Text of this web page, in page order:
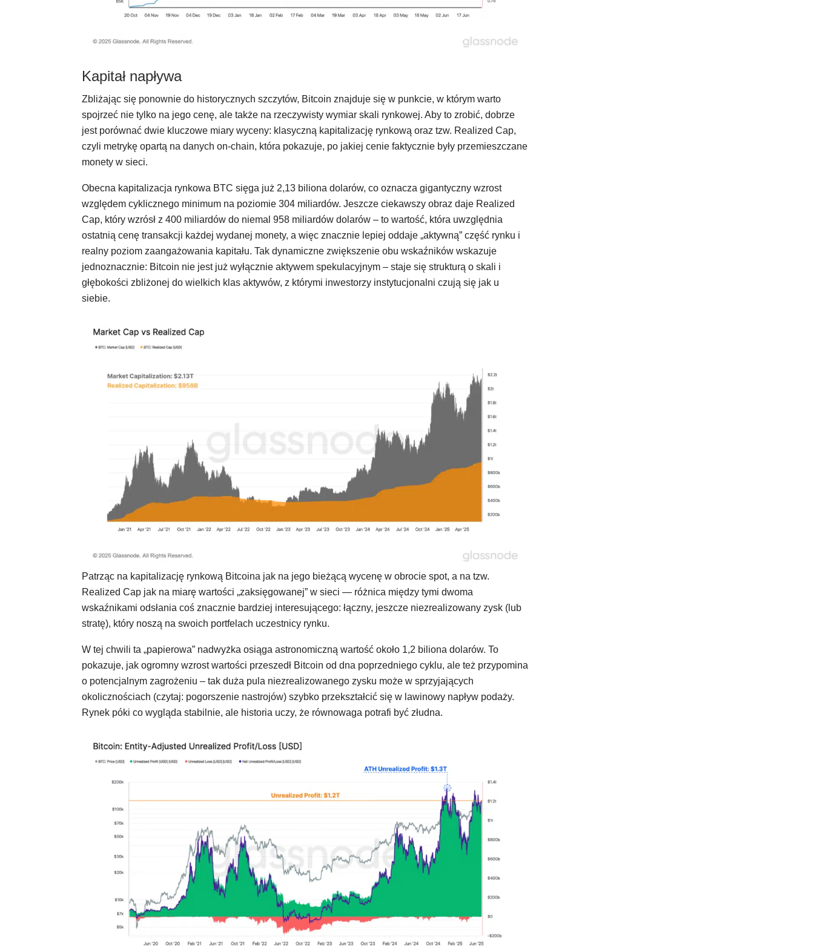
Kapitał napływa
Zbliżając się ponownie do historycznych szczytów, Bitcoin znajduje się w punkcie, w którym warto
spojrzeć nie tylko na jego cenę, ale także na rzeczywisty wymiar skali rynkowej. Aby to zrobić, dobrze
jest porównać dwie kluczowe miary wyceny: klasyczną kapitalizację rynkową oraz tzw. Realized Cap,
czyli metrykę opartą na danych on-chain, która pokazuje, po jakiej cenie faktycznie były przemieszczane
monety w sieci.
Obecna kapitalizacja rynkowa BTC sięga już 2,13 biliona dolarów, co oznacza gigantyczny wzrost
względem cyklicznego minimum na poziomie 304 miliardów. Jeszcze ciekawszy obraz daje Realized
Cap, który wzrósł z 400 miliardów do niemal 958 miliardów dolarów – to wartość, która uwzględnia
ostatnią cenę transakcji każdej wydanej monety, a więc znacznie lepiej oddaje „aktywną” część rynku i
realny poziom zaangażowania kapitału. Tak dynamiczne zwiększenie obu wskaźników wskazuje
jednoznacznie: Bitcoin nie jest już wyłącznie aktywem spekulacyjnym – staje się strukturą o skali i
głębokości zbliżonej do wielkich klas aktywów, z którymi inwestorzy instytucjonalni czują się jak u
siebie.
Patrząc na kapitalizację rynkową Bitcoina jak na jego bieżącą wycenę w obrocie spot, a na tzw.
Realized Cap jak na miarę wartości „zaksięgowanej” w sieci — różnica między tymi dwoma
wskaźnikami odsłania coś znacznie bardziej interesującego: łączny, jeszcze niezrealizowany zysk (lub
stratę), który noszą na swoich portfelach uczestnicy rynku.
W tej chwili ta „papierowa” nadwyżka osiąga astronomiczną wartość około 1,2 biliona dolarów. To
pokazuje, jak ogromny wzrost wartości przeszedł Bitcoin od dna poprzedniego cyklu, ale też przypomina
o potencjalnym zagrożeniu – tak duża pula niezrealizowanego zysku może w sprzyjających
okolicznościach (czytaj: pogorszenie nastrojów) szybko przekształcić się w lawinowy napływ podaży.
Rynek póki co wygląda stabilnie, ale historia uczy, że równowaga potrafi być złudna.